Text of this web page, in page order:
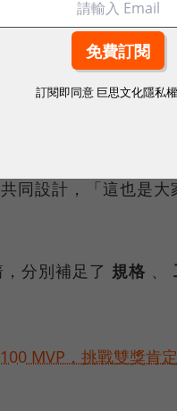
（整座資料中心）都可
領先）。」
，共同設計
蘋果這樣有「控制狂
同設計，「這也是大
分別補足了 規格 、
MVP，挑戰雙獎肯定
訂閱即同意 巨思文化隱私